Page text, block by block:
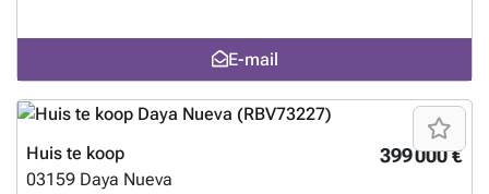
E-mail
399 000 €
Huis te koop
03159 Daya Nueva